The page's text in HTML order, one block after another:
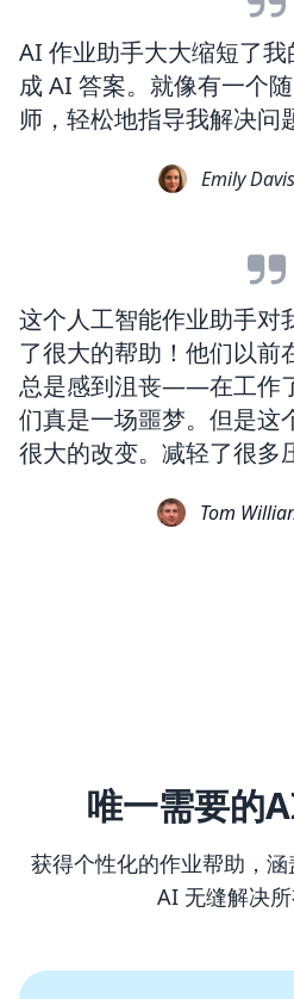
AI 作业助手大大缩短了
成 AI 答案。就像有一个
师，轻松地指导我解决问
Emily Davis
这个人工智能作业助手对
了很大的帮助！他们以前
总是感到沮丧——在工作
们真是一场噩梦。但是这
很大的改变。减轻了很多
Tom
唯一需要的
获得个性化的作业帮助，
AI 无缝解决所